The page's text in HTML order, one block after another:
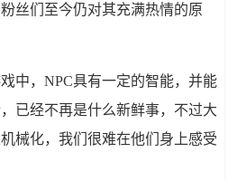
丝们至今仍对其充满热情的原
，NPC具有一定的智能，并能
已经不再是什么新鲜事，不过大
械化，我们很难在他们身上感受